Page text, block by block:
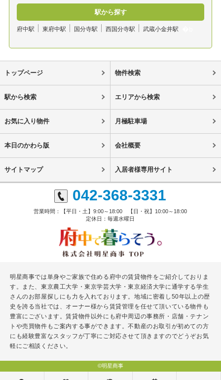
駅から探す
府中駅 東府中駅 国分寺駅 西国分寺駅 武蔵小金井駅
トップページ 物件検索
駅から検索 エリアから検索
お気に入り物件 月極駐車場
本日のかわら版 会社概要
サイトマップ 入居者様専用サイト
042-368-3331
営業時間：【平日・土】9:00～18:00 【日・祝】10:00～18:00
定休日：毎週水曜日
明星商事では単身やご家族で住める府中の賃貸物件をご紹介しておりま
す。また、東京農工大学・東京学芸大学・東京経済大学に通学する学生
さんのお部屋探しにも力を入れております。地域に密着し50年以上の歴
史を誇る当社では、オーナー様から賃貸管理を任せて頂いている物件も
豊富にございます。賃貸物件以外にも府中周辺の事務所・店舗・テナン
トや売買物件もご案内する事ができます。不動産のお取引が初めての方
にも経験豊富なスタッフが丁寧にご対応させて頂きますのでどうぞお気
軽にご相談ください。
©明星商事